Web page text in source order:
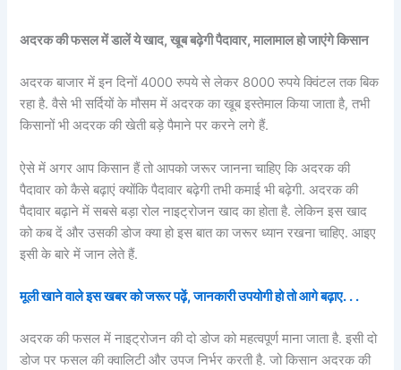
अदरक की फसल में डालें ये खाद, खूब बढ़ेगी पैदावार, मालामाल हो जाएंगे किसान
अदरक बाजार में इन दिनों 4000 रुपये से लेकर 8000 रुपये क्विंटल तक बिक
रहा है. वैसे भी सर्दियों के मौसम में अदरक का खूब इस्तेमाल किया जाता है, तभी
किसानों भी अदरक की खेती बड़े पैमाने पर करने लगे हैं.
ऐसे में अगर आप किसान हैं तो आपको जरूर जानना चाहिए कि अदरक की
पैदावार को कैसे बढ़ाएं क्योंकि पैदावार बढ़ेगी तभी कमाई भी बढ़ेगी. अदरक की
पैदावार बढ़ाने में सबसे बड़ा रोल नाइट्रोजन खाद का होता है. लेकिन इस खाद
को कब दें और उसकी डोज क्या हो इस बात का जरूर ध्यान रखना चाहिए. आइए
इसी के बारे में जान लेते हैं.
मूली खाने वाले इस खबर को जरूर पढ़ें, जानकारी उपयोगी हो तो आगे बढ़ाए. . .
अदरक की फसल में नाइट्रोजन की दो डोज को महत्वपूर्ण माना जाता है. इसी दो
डोज पर फसल की क्वालिटी और उपज निर्भर करती है. जो किसान अदरक की